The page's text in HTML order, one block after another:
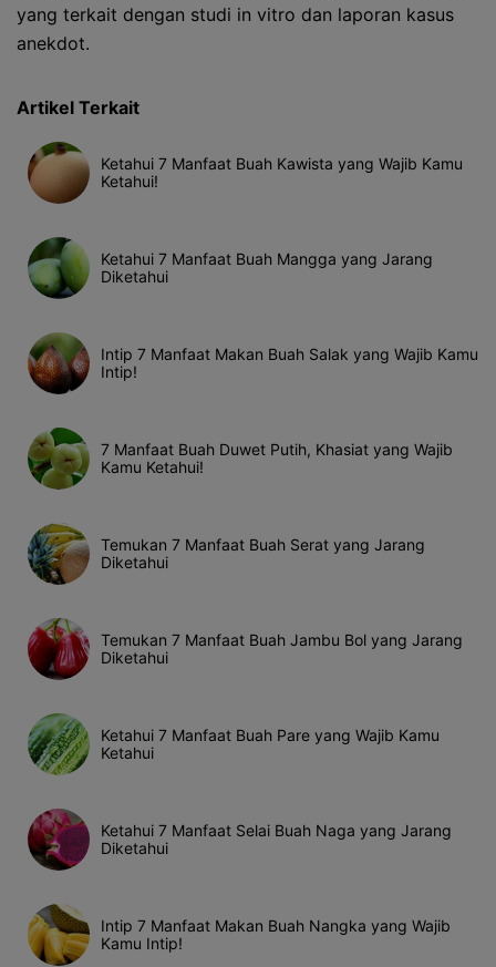
yang terkait dengan studi in vitro dan laporan kasus
anekdot.
Artikel Terkait
Ketahui 7 Manfaat Buah Kawista yang Wajib Kamu
Ketahui!
Ketahui 7 Manfaat Buah Mangga yang Jarang
Diketahui
Intip 7 Manfaat Makan Buah Salak yang Wajib Kamu
Intip!
7 Manfaat Buah Duwet Putih, Khasiat yang Wajib
Kamu Ketahui!
Temukan 7 Manfaat Buah Serat yang Jarang
Diketahui
Temukan 7 Manfaat Buah Jambu Bol yang Jarang
Diketahui
Ketahui 7 Manfaat Buah Pare yang Wajib Kamu
Ketahui
Ketahui 7 Manfaat Selai Buah Naga yang Jarang
Diketahui
Intip 7 Manfaat Makan Buah Nangka yang Wajib
Kamu Intip!